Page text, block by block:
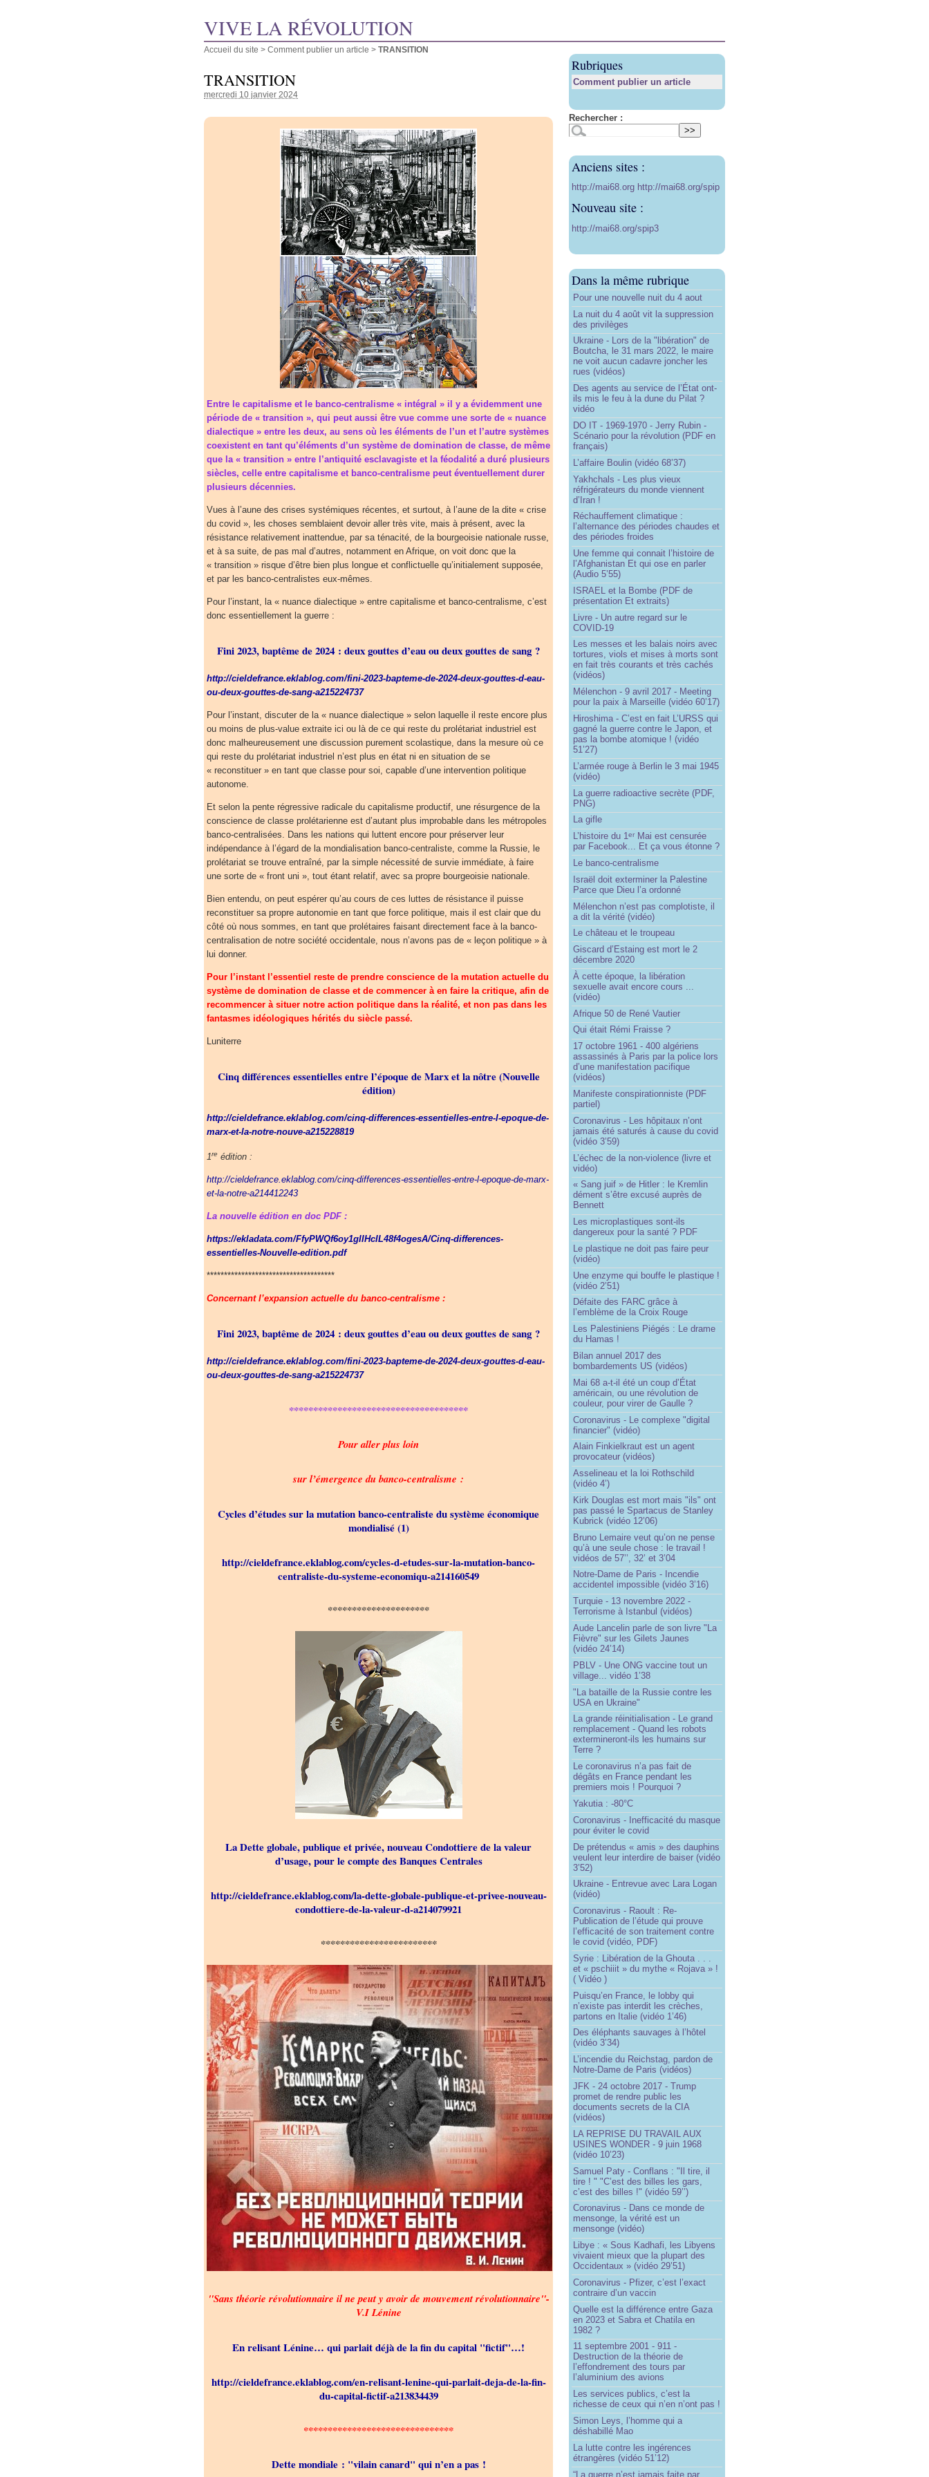
VIVE LA RÉVOLUTION
Accueil du site > Comment publier un article > TRANSITION
TRANSITION
mercredi 10 janvier 2024
Entre le capitalisme et le banco-centralisme « intégral » il y a évidemment une
période de « transition », qui peut aussi être vue comme une sorte de « nuance
dialectique » entre les deux, au sens où les éléments de l’un et l’autre systèmes
coexistent en tant qu’éléments d’un système de domination de classe, de même
que la « transition » entre l’antiquité esclavagiste et la féodalité a duré plusieurs
siècles, celle entre capitalisme et banco-centralisme peut éventuellement durer
plusieurs décennies.
Vues à l’aune des crises systémiques récentes, et surtout, à l’aune de la dite « crise
du covid », les choses semblaient devoir aller très vite, mais à présent, avec la
résistance relativement inattendue, par sa ténacité, de la bourgeoisie nationale russe,
et à sa suite, de pas mal d’autres, notamment en Afrique, on voit donc que la
« transition » risque d’être bien plus longue et conflictuelle qu’initialement supposée,
et par les banco-centralistes eux-mêmes.
Pour l’instant, la « nuance dialectique » entre capitalisme et banco-centralisme, c’est
donc essentiellement la guerre :
Fini 2023, baptême de 2024 : deux gouttes d’eau ou deux gouttes de sang ?
http://cieldefrance.eklablog.com/fini-2023-bapteme-de-2024-deux-gouttes-d-eau-
ou-deux-gouttes-de-sang-a215224737
Pour l’instant, discuter de la « nuance dialectique » selon laquelle il reste encore plus
ou moins de plus-value extraite ici ou là de ce qui reste du prolétariat industriel est
donc malheureusement une discussion purement scolastique, dans la mesure où ce
qui reste du prolétariat industriel n’est plus en état ni en situation de se
« reconstituer » en tant que classe pour soi, capable d’une intervention politique
autonome.
Et selon la pente régressive radicale du capitalisme productif, une résurgence de la
conscience de classe prolétarienne est d’autant plus improbable dans les métropoles
banco-centralisées. Dans les nations qui luttent encore pour préserver leur
indépendance à l’égard de la mondialisation banco-centraliste, comme la Russie, le
prolétariat se trouve entraîné, par la simple nécessité de survie immédiate, à faire
une sorte de « front uni », tout étant relatif, avec sa propre bourgeoisie nationale.
Bien entendu, on peut espérer qu’au cours de ces luttes de résistance il puisse
reconstituer sa propre autonomie en tant que force politique, mais il est clair que du
côté où nous sommes, en tant que prolétaires faisant directement face à la banco-
centralisation de notre société occidentale, nous n’avons pas de « leçon politique » à
lui donner.
Pour l’instant l’essentiel reste de prendre conscience de la mutation actuelle du
système de domination de classe et de commencer à en faire la critique, afin de
recommencer à situer notre action politique dans la réalité, et non pas dans les
fantasmes idéologiques hérités du siècle passé.
Luniterre
Cinq différences essentielles entre l’époque de Marx et la nôtre (Nouvelle
édition)
http://cieldefrance.eklablog.com/cinq-differences-essentielles-entre-l-epoque-de-
marx-et-la-notre-nouve-a215228819
1re édition :
http://cieldefrance.eklablog.com/cinq-differences-essentielles-entre-l-epoque-de-marx-
et-la-notre-a214412243
La nouvelle édition en doc PDF :
https://ekladata.com/FfyPWQf6oy1gIIHcIL48f4ogesA/Cinq-differences-
essentielles-Nouvelle-edition.pdf
*************************************
Concernant l’expansion actuelle du banco-centralisme :
Fini 2023, baptême de 2024 : deux gouttes d’eau ou deux gouttes de sang ?
http://cieldefrance.eklablog.com/fini-2023-bapteme-de-2024-deux-gouttes-d-eau-
ou-deux-gouttes-de-sang-a215224737
*************************************
Pour aller plus loin
sur l’émergence du banco-centralisme :
Cycles d’études sur la mutation banco-centraliste du système économique
mondialisé (1)
http://cieldefrance.eklablog.com/cycles-d-etudes-sur-la-mutation-banco-
centraliste-du-systeme-economiqu-a214160549
*********************
La Dette globale, publique et privée, nouveau Condottiere de la valeur
d’usage, pour le compte des Banques Centrales
http://cieldefrance.eklablog.com/la-dette-globale-publique-et-privee-nouveau-
condottiere-de-la-valeur-d-a214079921
************************
"Sans théorie révolutionnaire il ne peut y avoir de mouvement révolutionnaire"-
V.I Lénine
En relisant Lénine… qui parlait déjà de la fin du capital "fictif"…!
http://cieldefrance.eklablog.com/en-relisant-lenine-qui-parlait-deja-de-la-fin-
du-capital-fictif-a213834439
*******************************
Dette mondiale : "vilain canard" qui n’en a pas !
Rubriques
Comment publier un article
Rechercher :
Anciens sites :
http://mai68.org http://mai68.org/spip
Nouveau site :
http://mai68.org/spip3
Dans la même rubrique
Pour une nouvelle nuit du 4 aout
La nuit du 4 août vit la suppression
des privilèges
Ukraine - Lors de la "libération" de
Boutcha, le 31 mars 2022, le maire
ne voit aucun cadavre joncher les
rues (vidéos)
Des agents au service de l’État ont-
ils mis le feu à la dune du Pilat ?
vidéo
DO IT - 1969-1970 - Jerry Rubin -
Scénario pour la révolution (PDF en
français)
L’affaire Boulin (vidéo 68’37)
Yakhchals - Les plus vieux
réfrigérateurs du monde viennent
d’Iran !
Réchauffement climatique :
l’alternance des périodes chaudes et
des périodes froides
Une femme qui connait l’histoire de
l’Afghanistan Et qui ose en parler
(Audio 5’55)
ISRAEL et la Bombe (PDF de
présentation Et extraits)
Livre - Un autre regard sur le
COVID-19
Les messes et les balais noirs avec
tortures, viols et mises à morts sont
en fait très courants et très cachés
(vidéos)
Mélenchon - 9 avril 2017 - Meeting
pour la paix à Marseille (vidéo 60’17)
Hiroshima - C’est en fait L’URSS qui
gagné la guerre contre le Japon, et
pas la bombe atomique ! (vidéo
51’27)
L’armée rouge à Berlin le 3 mai 1945
(vidéo)
La guerre radioactive secrète (PDF,
PNG)
La gifle
L’histoire du 1er Mai est censurée
par Facebook... Et ça vous étonne ?
Le banco-centralisme
Israël doit exterminer la Palestine
Parce que Dieu l’a ordonné
Mélenchon n’est pas complotiste, il
a dit la vérité (vidéo)
Le château et le troupeau
Giscard d’Estaing est mort le 2
décembre 2020
À cette époque, la libération
sexuelle avait encore cours ...
(vidéo)
Afrique 50 de René Vautier
Qui était Rémi Fraisse ?
17 octobre 1961 - 400 algériens
assassinés à Paris par la police lors
d’une manifestation pacifique
(vidéos)
Manifeste conspirationniste (PDF
partiel)
Coronavirus - Les hôpitaux n’ont
jamais été saturés à cause du covid
(vidéo 3’59)
L’échec de la non-violence (livre et
vidéo)
« Sang juif » de Hitler : le Kremlin
dément s’être excusé auprès de
Bennett
Les microplastiques sont-ils
dangereux pour la santé ? PDF
Le plastique ne doit pas faire peur
(vidéo)
Une enzyme qui bouffe le plastique !
(vidéo 2’51)
Défaite des FARC grâce à
l’emblème de la Croix Rouge
Les Palestiniens Piégés : Le drame
du Hamas !
Bilan annuel 2017 des
bombardements US (vidéos)
Mai 68 a-t-il été un coup d’État
américain, ou une révolution de
couleur, pour virer de Gaulle ?
Coronavirus - Le complexe "digital
financier" (vidéo)
Alain Finkielkraut est un agent
provocateur (vidéos)
Asselineau et la loi Rothschild
(vidéo 4’)
Kirk Douglas est mort mais "ils" ont
pas passé le Spartacus de Stanley
Kubrick (vidéo 12’06)
Bruno Lemaire veut qu’on ne pense
qu’à une seule chose : le travail !
vidéos de 57’’, 32’ et 3’04
Notre-Dame de Paris - Incendie
accidentel impossible (vidéo 3’16)
Turquie - 13 novembre 2022 -
Terrorisme à Istanbul (vidéos)
Aude Lancelin parle de son livre "La
Fièvre" sur les Gilets Jaunes
(vidéo 24’14)
PBLV - Une ONG vaccine tout un
village... vidéo 1’38
"La bataille de la Russie contre les
USA en Ukraine"
La grande réinitialisation - Le grand
remplacement - Quand les robots
extermineront-ils les humains sur
Terre ?
Le coronavirus n’a pas fait de
dégâts en France pendant les
premiers mois ! Pourquoi ?
Yakutia : -80°C
Coronavirus - Inefficacité du masque
pour éviter le covid
De prétendus « amis » des dauphins
veulent leur interdire de baiser (vidéo
3’52)
Ukraine - Entrevue avec Lara Logan
(vidéo)
Coronavirus - Raoult : Re-
Publication de l’étude qui prouve
l’efficacité de son traitement contre
le covid (vidéo, PDF)
Syrie : Libération de la Ghouta . . .
et « pschiiit » du mythe « Rojava » !
( Vidéo )
Puisqu’en France, le lobby qui
n’existe pas interdit les crèches,
partons en Italie (vidéo 1’46)
Des éléphants sauvages à l’hôtel
(vidéo 3’34)
L’incendie du Reichstag, pardon de
Notre-Dame de Paris (vidéos)
JFK - 24 octobre 2017 - Trump
promet de rendre public les
documents secrets de la CIA
(vidéos)
LA REPRISE DU TRAVAIL AUX
USINES WONDER - 9 juin 1968
(vidéo 10’23)
Samuel Paty - Conflans : "Il tire, il
tire ! " "C’est des billes les gars,
c’est des billes !" (vidéo 59’’)
Coronavirus - Dans ce monde de
mensonge, la vérité est un
mensonge (vidéo)
Libye : « Sous Kadhafi, les Libyens
vivaient mieux que la plupart des
Occidentaux » (vidéo 29’51)
Coronavirus - Pfizer, c’est l’exact
contraire d’un vaccin
Quelle est la différence entre Gaza
en 2023 et Sabra et Chatila en
1982 ?
11 septembre 2001 - 911 -
Destruction de la théorie de
l’effondrement des tours par
l’aluminium des avions
Les services publics, c’est la
richesse de ceux qui n’en n’ont pas !
Simon Leys, l’homme qui a
déshabillé Mao
La lutte contre les ingérences
étrangères (vidéo 51’12)
“La guerre n’est jamais faite par